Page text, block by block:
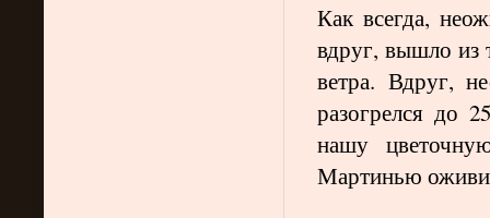
Как всегда,
вдруг, вышло из
ветра. Вдруг,
разогрелся до
нашу
Мартинью